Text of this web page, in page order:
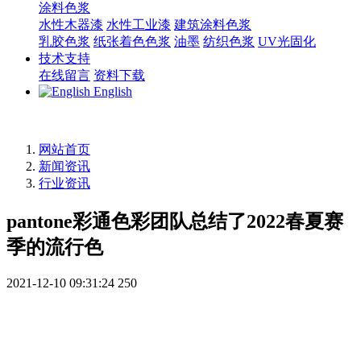
涂料色浆
水性木器漆 水性工业漆 建筑涂料色浆
乳胶色浆 纸张着色色浆 油墨 纺织色浆 UV光固化
技术支持
在线留言 资料下载
English
网站首页
新闻资讯
行业资讯
pantone彩通色彩团队总结了2022春夏赛
季的流行色
2021-12-10 09:31:24 250